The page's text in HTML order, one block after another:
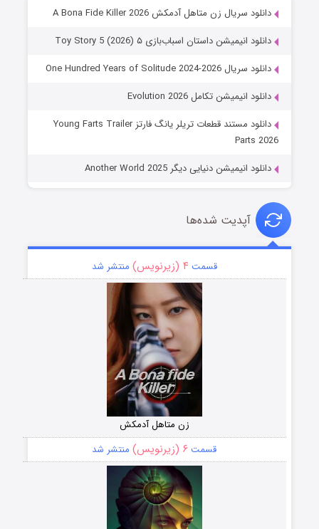
دانلود سریال زن متاهل آدمکش A Bona Fide Killer 2026
دانلود انیمیشن داستان اسباب‌بازی ۵ Toy Story 5 (2026)
دانلود سریال One Hundred Years of Solitude 2024-2026
دانلود انیمیشن تکامل Evolution 2026
دانلود مستند قطعات تریلر یانگ فارتز Young Farts Trailer
Parts 2026
دانلود انیمیشن دنیایی دیگر Another World 2025
آپدیت شده‌ها
قسمت۴ (زیرنویس) منتشر شد
زن متاهل آدمکش
قسمت ۶ (زیرنویس) منتشر شد